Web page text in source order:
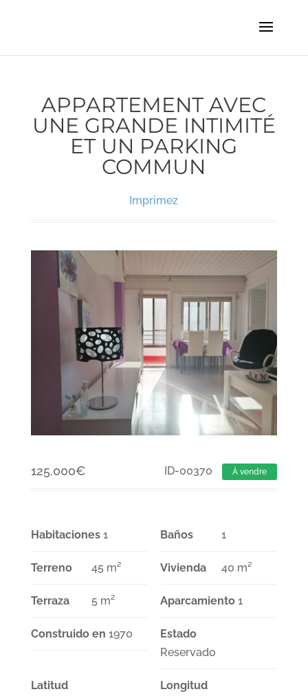
APPARTEMENT AVEC
UNE GRANDE INTIMITÉ
ET UN PARKING
COMMUN
Imprimez
125.000€ ID-00370 À vendre
Habitaciones 1 Baños 1
Terreno 45 m² Vivienda 40 m²
Terraza 5 m² Aparcamiento 1
Construido en 1970
Estado
Reservado
Latitud
Longitud